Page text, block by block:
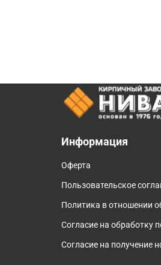
Информация
Оферта
Пользовательское
Политика в отношении
Согласие на обработку
Согласие на получение